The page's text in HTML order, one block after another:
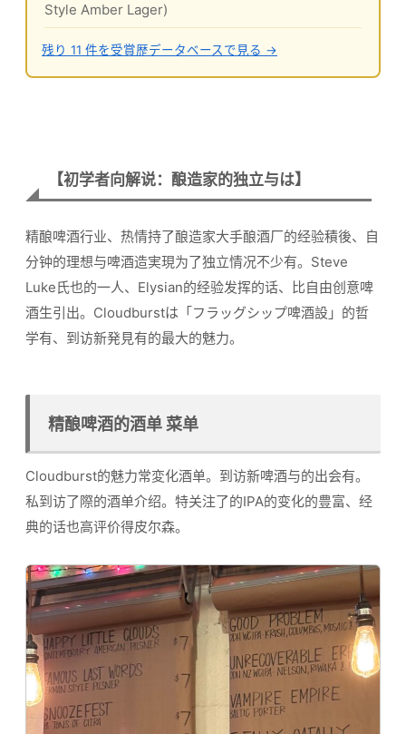
Style Amber Lager)
残り 11 件を受賞歴データベースで見る →
【初学者向解说：酿造家的独立与は】
精酿啤酒行业、热情持了酿造家大手酿酒厂的经验積後、自
分钟的理想与啤酒造実現为了独立情况不少有。Steve
Luke氏也的一人、Elysian的经验发挥的话、比自由创意啤
酒生引出。Cloudburstは「フラッグシップ啤酒設」的哲
学有、到访新発見有的最大的魅力。
精酿啤酒的酒单 菜单
Cloudburst的魅力常変化酒单。到访新啤酒与的出会有。
私到访了際的酒单介绍。特关注了的IPA的变化的豊富、经
典的话也高评价得皮尔森。